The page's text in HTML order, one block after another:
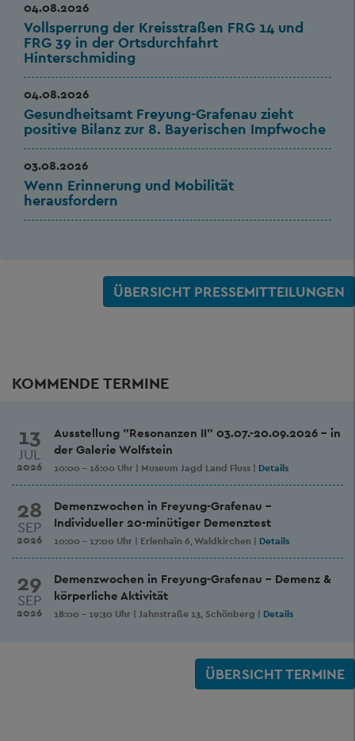
04.08.2026
Vollsperrung der Kreisstraßen FRG 14 und
FRG 39 in der Ortsdurchfahrt
Hinterschmiding
04.08.2026
Gesundheitsamt Freyung-Grafenau zieht
positive Bilanz zur 8. Bayerischen Impfwoche
03.08.2026
Wenn Erinnerung und Mobilität
herausfordern
ÜBERSICHT PRESSEMITTEILUNGEN
KOMMENDE TERMINE
13
JUL
2026
Ausstellung "Resonanzen II" 03.07.-20.09.2026 - in
der Galerie Wolfstein
10:00 - 16:00 Uhr | Museum Jagd Land Fluss | Details
28
SEP
2026
Demenzwochen in Freyung-Grafenau -
Individueller 20-minütiger Demenztest
10:00 - 17:00 Uhr | Erlenhain 6, Waldkirchen | Details
29
SEP
2026
Demenzwochen in Freyung-Grafenau - Demenz &
körperliche Aktivität
18:00 - 19:30 Uhr | Jahnstraße 13, Schönberg | Details
ÜBERSICHT TERMINE